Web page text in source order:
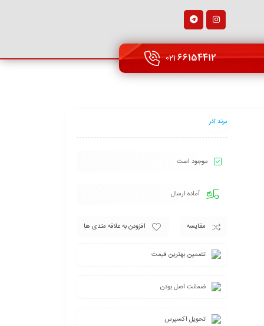
66154412
021
برند آذر
موجود است
آماده ارسال
مقایسه افزودن به علاقه مندی ها
تضمین بهترین قیمت
ضمانت اصل بودن
تحویل اکسپرس